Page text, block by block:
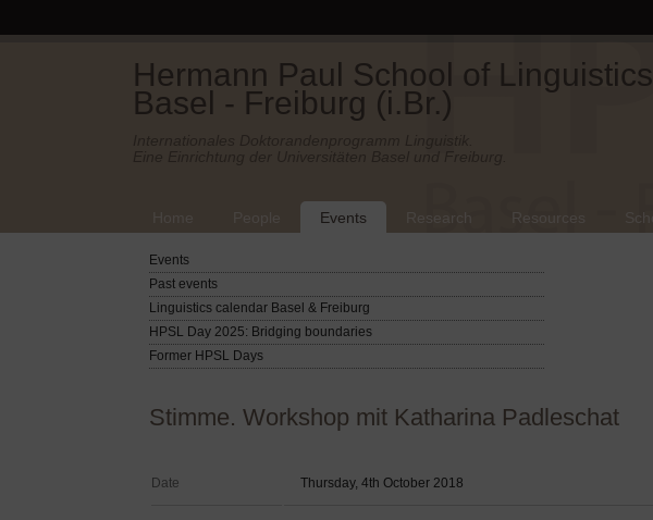
Hermann Paul School of Linguistics
Basel - Freiburg (i.Br.)
Events
Events
Past events
Linguistics calendar Basel & Freiburg
HPSL Day 2025: Bridging boundaries
Former HPSL Days
Stimme. Workshop mit Katharina Padleschat
Date Thursday, 4th October 2018